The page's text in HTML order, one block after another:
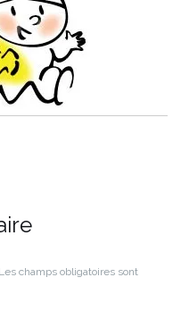
Les champs obligatoires sont